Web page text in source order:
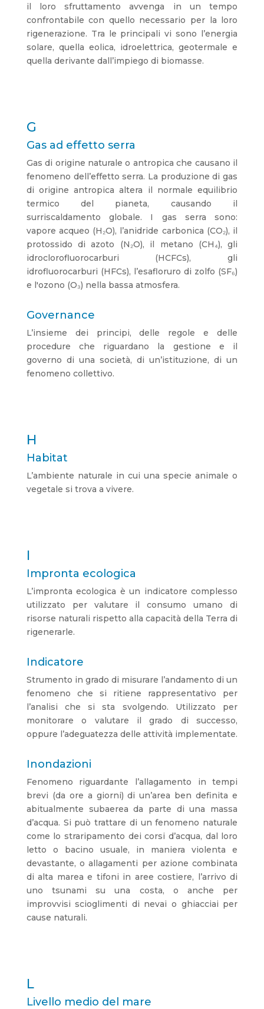
il loro sfruttamento avvenga in un tempo
confrontabile con quello necessario per la loro
rigenerazione. Tra le principali vi sono l’energia
solare, quella eolica, idroelettrica, geotermale e
quella derivante dall’impiego di biomasse.
G
Gas ad effetto serra
Gas di origine naturale o antropica che causano il
fenomeno dell’effetto serra. La produzione di gas
di origine antropica altera il normale equilibrio
termico del pianeta, causando il
surriscaldamento globale. I gas serra sono:
vapore acqueo (H₂O), l’anidride carbonica (CO₂), il
protossido di azoto (N₂O), il metano (CH₄), gli
idroclorofluorocarburi (HCFCs), gli
idrofluorocarburi (HFCs), l’esafloruro di zolfo (SF₆)
e l'ozono (O₃) nella bassa atmosfera.
Governance
L’insieme dei principi, delle regole e delle
procedure che riguardano la gestione e il
governo di una società, di un’istituzione, di un
fenomeno collettivo.
H
Habitat
L’ambiente naturale in cui una specie animale o
vegetale si trova a vivere.
I
Impronta ecologica
L’impronta ecologica è un indicatore complesso
utilizzato per valutare il consumo umano di
risorse naturali rispetto alla capacità della Terra di
rigenerarle.
Indicatore
Strumento in grado di misurare l’andamento di un
fenomeno che si ritiene rappresentativo per
l’analisi che si sta svolgendo. Utilizzato per
monitorare o valutare il grado di successo,
oppure l’adeguatezza delle attività implementate.
Inondazioni
Fenomeno riguardante l’allagamento in tempi
brevi (da ore a giorni) di un’area ben definita e
abitualmente subaerea da parte di una massa
d’acqua. Si può trattare di un fenomeno naturale
come lo straripamento dei corsi d’acqua, dal loro
letto o bacino usuale, in maniera violenta e
devastante, o allagamenti per azione combinata
di alta marea e tifoni in aree costiere, l’arrivo di
uno tsunami su una costa, o anche per
improvvisi scioglimenti di nevai o ghiacciai per
cause naturali.
L
Livello medio del mare